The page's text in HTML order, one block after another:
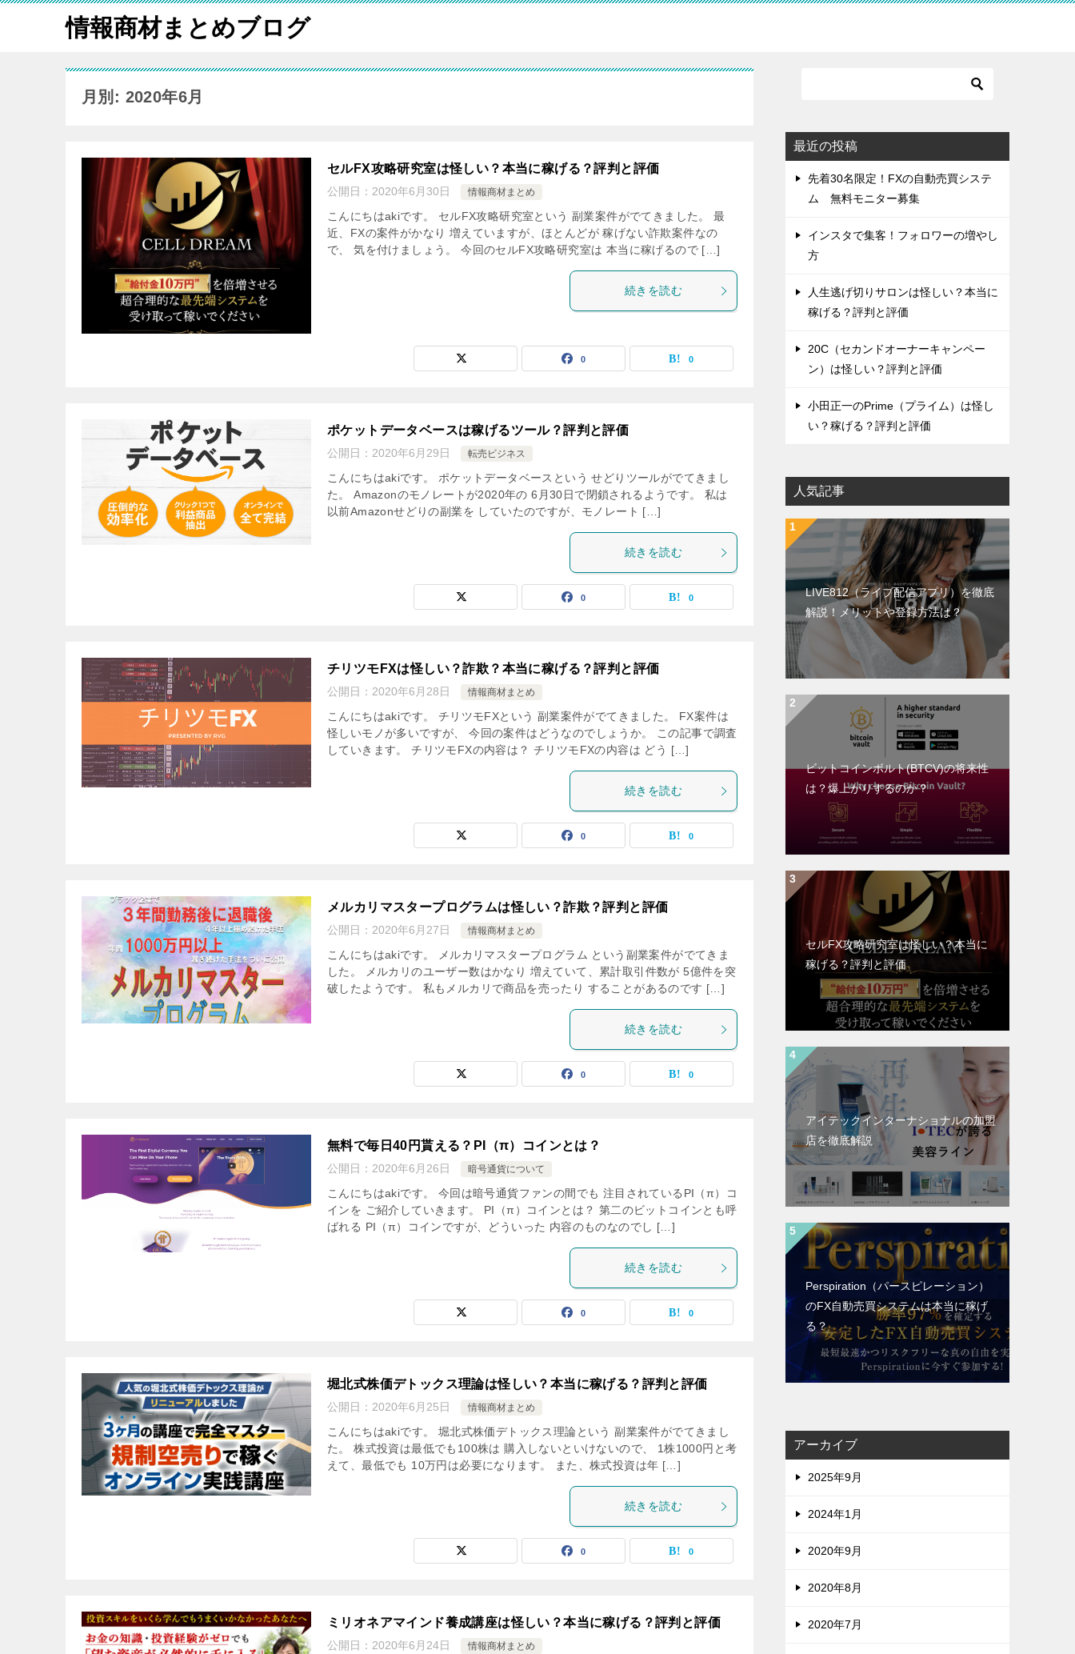
情報商材まとめブログ
月別: 2020年6月
セルFX攻略研究室は怪しい？本当に稼げる？評判と評価
公開日： 2020年6月30日 情報商材まとめ
こんにちはakiです。 セルFX攻略研究室という 副業案件がでてきました。 最
近、FXの案件がかなり 増えていますが、ほとんどが 稼げない詐欺案件なの
で、 気を付けましょう。 今回のセルFX攻略研究室は 本当に稼げるので […]
続きを読む
0 0
ポケットデータベースは稼げるツール？評判と評価
公開日： 2020年6月29日 転売ビジネス
こんにちはakiです。 ポケットデータベースという せどりツールがでてきまし
た。 Amazonのモノレートが2020年の 6月30日で閉鎖されるようです。 私は
以前Amazonせどりの副業を していたのですが、モノレート […]
続きを読む
0 0
チリツモFXは怪しい？詐欺？本当に稼げる？評判と評価
公開日： 2020年6月28日 情報商材まとめ
こんにちはakiです。 チリツモFXという 副業案件がでてきました。 FX案件は
怪しいモノが多いですが、 今回の案件はどうなのでしょうか。 この記事で調査
していきます。 チリツモFXの内容は？ チリツモFXの内容は どう […]
続きを読む
0 0
メルカリマスタープログラムは怪しい？詐欺？評判と評価
公開日： 2020年6月27日 情報商材まとめ
こんにちはakiです。 メルカリマスタープログラム という副業案件がでてきま
した。 メルカリのユーザー数はかなり 増えていて、累計取引件数が 5億件を突
破したようです。 私もメルカリで商品を売ったり することがあるのです […]
続きを読む
0 0
無料で毎日40円貰える？PI（π）コインとは？
公開日： 2020年6月26日 暗号通貨について
こんにちはakiです。 今回は暗号通貨ファンの間でも 注目されているPI（π）コ
インを ご紹介していきます。 PI（π）コインとは？ 第二のビットコインとも呼
ばれる PI（π）コインですが、どういった 内容のものなのでし […]
続きを読む
0 0
堀北式株価デトックス理論は怪しい？本当に稼げる？評判と評価
公開日： 2020年6月25日 情報商材まとめ
こんにちはakiです。 堀北式株価デトックス理論という 副業案件がでてきまし
た。 株式投資は最低でも100株は 購入しないといけないので、 1株1000円と考
えて、最低でも 10万円は必要になります。 また、株式投資は年 […]
続きを読む
0 0
ミリオネアマインド養成講座は怪しい？本当に稼げる？評判と評価
公開日： 2020年6月24日 情報商材まとめ
最近の投稿
先着30名限定！FXの自動売買システ
ム 無料モニター募集
インスタで集客！フォロワーの増やし
方
人生逃げ切りサロンは怪しい？本当に
稼げる？評判と評価
20C（セカンドオーナーキャンペー
ン）は怪しい？評判と評価
小田正一のPrime（プライム）は怪し
い？稼げる？評判と評価
人気記事
LIVE812（ライブ配信アプリ）を徹底
解説！メリットや登録方法は？
ビットコインボルト(BTCV)の将来性
は？爆上がりするのか？
セルFX攻略研究室は怪しい？本当に
稼げる？評判と評価
アイテックインターナショナルの加盟
店を徹底解説
Perspiration（パースピレーション）
のFX自動売買システムは本当に稼げ
る？
アーカイブ
2025年9月
2024年1月
2020年9月
2020年8月
2020年7月